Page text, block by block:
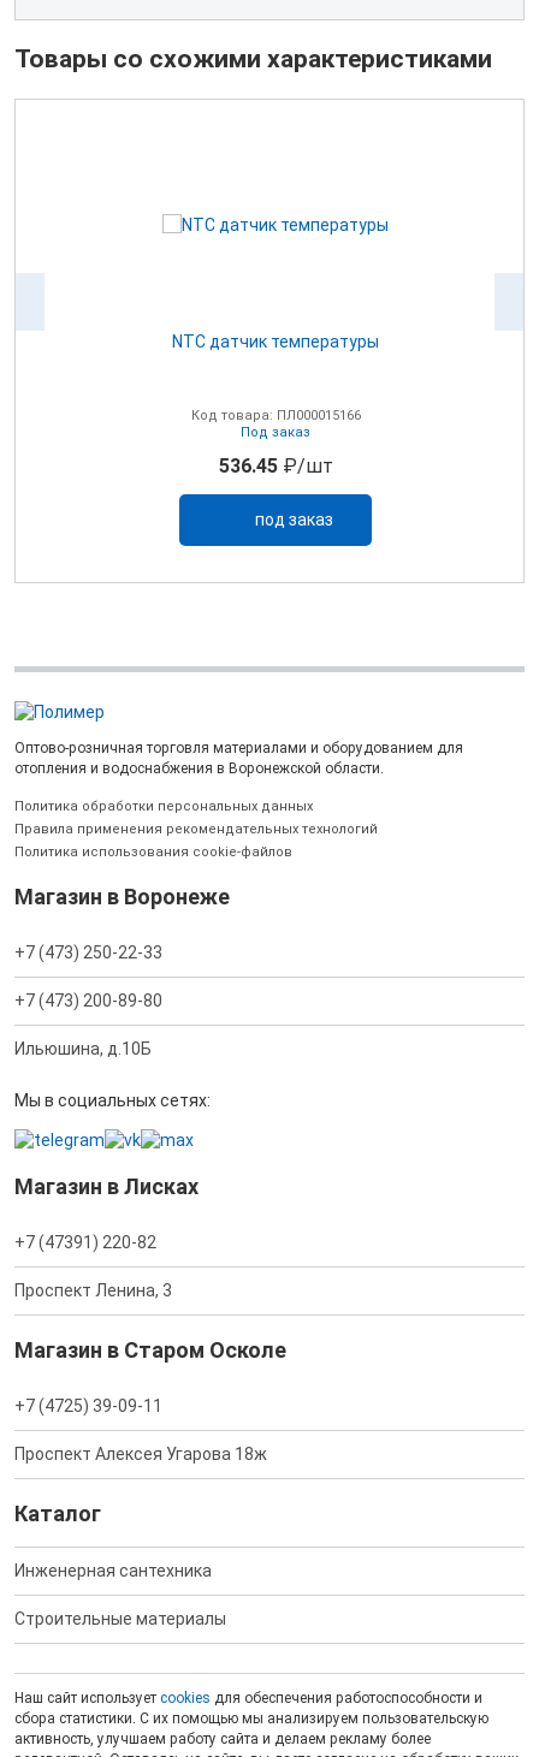
Товары со схожими характеристиками
NTC датчик температуры
Код товара: ПЛ000015166
Под заказ
536.45₽/шт
под заказ
Оптово-розничная торговля материалами и оборудованием для
отопления и водоснабжения в Воронежской области.
Политика обработки персональных данных
Правила применения рекомендательных технологий
Политика использования cookie-файлов
Магазин в Воронеже
+7 (473) 250-22-33
+7 (473) 200-89-80
Ильюшина, д.10Б
Мы в социальных сетях:
Магазин в Лисках
+7 (47391) 220-82
Проспект Ленина, 3
Магазин в Старом Осколе
+7 (4725) 39-09-11
Проспект Алексея Угарова 18ж
Каталог
Инженерная сантехника
Строительные материалы
Наш сайт использует cookies для обеспечения работоспособности и
сбора статистики. С их помощью мы анализируем пользовательскую
активность, улучшаем работу сайта и делаем рекламу более